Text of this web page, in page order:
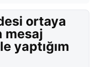
ortaya
mesaj
yaptığım